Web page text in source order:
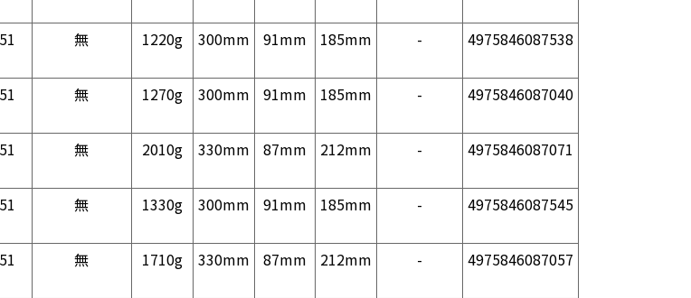
51 無 1220g 300mm 91mm 185mm - 4975846087538
51 無 1270g 300mm 91mm 185mm - 4975846087040
51 無 2010g 330mm 87mm 212mm - 4975846087071
51 無 1330g 300mm 91mm 185mm - 4975846087545
51 無 1710g 330mm 87mm 212mm - 4975846087057